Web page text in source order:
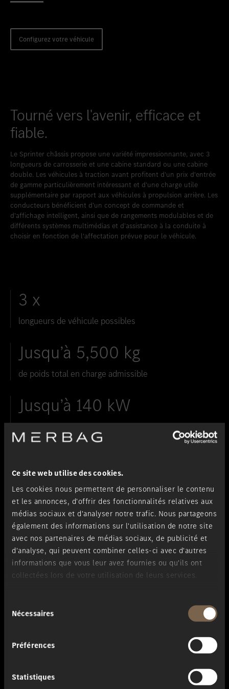
Ce site web utilise des cookies.
Les cookies nous permettent de personnaliser le contenu
et les annonces, d'offrir des fonctionnalités relatives aux
médias sociaux et d'analyser notre trafic. Nous partageons
également des informations sur l'utilisation de notre site
avec nos partenaires de médias sociaux, de publicité et
d'analyse, qui peuvent combiner celles-ci avec d'autres
informations que vous leur avez fournies ou qu'ils ont
collectées lors de votre utilisation de leurs services.
Nécessaires
Préférences
Statistiques
Configurez votre véhicule
Tourné vers l'avenir, efficace et
fiable.
Le Sprinter châssis propose une variété impressionnante, avec 3
longueurs de carrosserie et une cabine standard ou une cabine
double. Les véhicules à traction avant profitent d'un prix d'entrée
de gamme particulièrement intéressant et d'une charge utile
supplémentaire par rapport aux véhicules à propulsion arrière. Les
conducteurs bénéficient d’un concept de commande et
d’affichage intelligent, ainsi que de rangements modulables et de
différents systèmes multimédias et d’assistance à la conduite à
choisir en fonction de l’affectation prévue pour le véhicule.
3 x
longueurs de véhicule possibles
Jusqu’à 5,500 kg
de poids total en charge admissible
Jusqu’à 140 kW
Puissance
Extérieur